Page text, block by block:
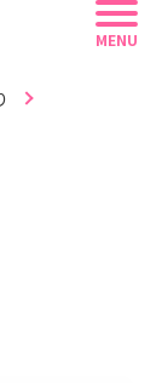
MENU